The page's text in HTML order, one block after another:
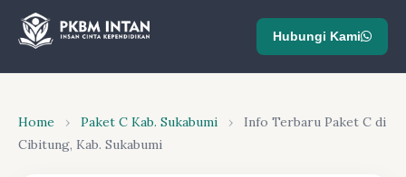
Hubungi Kami
Home › Paket C Kab. Sukabumi ›
Info Terbaru Paket C di
Cibitung, Kab. Sukabumi